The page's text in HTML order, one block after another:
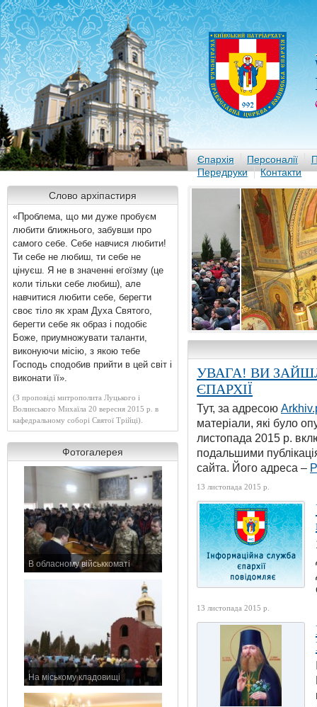
Єпархія Персоналії
Передруки
Контакти
Слово архіпастиря
«Проблема, що ми дуже пробуєм
любити ближнього, забувши про
самого себе. Себе навчися любити!
Ти себе не любиш, ти себе не
цінуєш. Я не в значенні егоїзму (це
коли тільки себе любиш), але
навчитися любити себе, берегти
своє тіло як храм Духа Святого,
берегти себе як образ і подобіє
Боже, приумножувати таланти,
виконуючи місію, з якою тебе
Господь сподобив прийти в цей світ і
виконати її».
(З проповіді митрополита Луцького і
Волинського Михаїла 20 вересня 2015 р. в
кафедральному соборі Святої Трійці).
Фотогалерея
В обласному військкоматі
На міському кладовищі
Митрополит
Михаїл
освячує
автомобіль
для
батальйону
«Київська
Русь»
Храм Вознесіння Господнього в
УВАГА! ВИ
ЄПАРХІЇ
Тут, за адресою
матеріали, які було
листопада 2015 р.
подальшими
сайта. Його адреса –
13 листопада 2015 р.
13 листопада 2015 р.